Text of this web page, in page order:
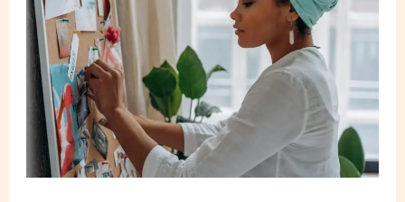
Schlüssel
zum
Erfolg
im
Unternehmen